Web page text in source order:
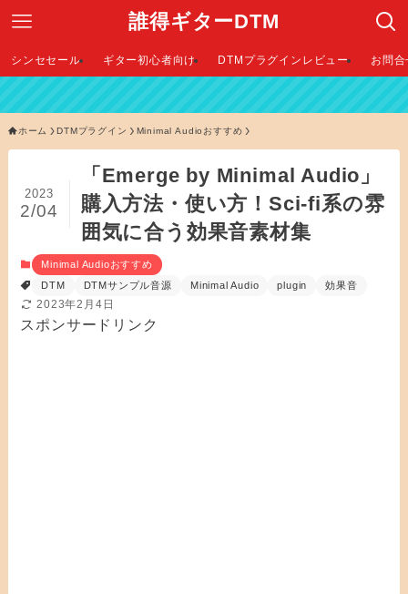
誰得ギターDTM
シンセセール ギター初心者向け DTMプラグインレビュー お問
ホーム DTMプラグイン Minimal Audioおすすめ
「Emerge by Minimal Audio」
購入方法・使い方！Sci-fi系の雰
囲気に合う効果音素材集
2023
2/04
Minimal Audioおすすめ
DTM
DTMサンプル音源 Minimal Audio plugin 効果音
2023年2月4日
スポンサードリンク